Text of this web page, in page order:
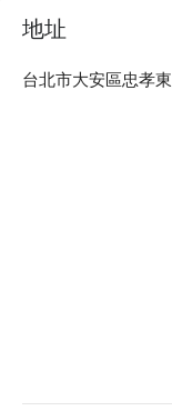
& Grace Flower 預
地址
台北市大安區忠孝